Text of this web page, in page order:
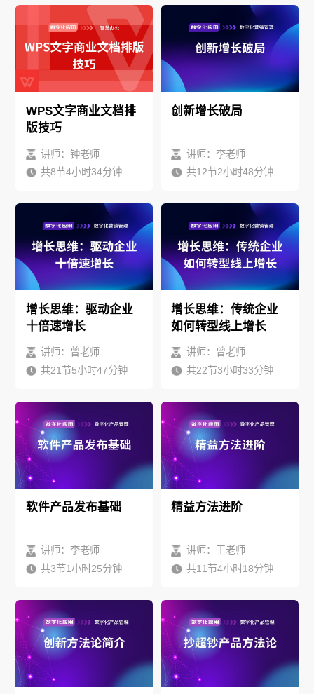
WPS文字商业文档排
版技巧
讲师：钟老师
共8节4小时34分钟
创新增长破局
讲师：李老师
共12节2小时48分钟
增长思维：驱动企业
十倍速增长
讲师：曾老师
共21节5小时47分钟
增长思维：传统企业
如何转型线上增长
讲师：曾老师
共22节3小时33分钟
软件产品发布基础
讲师：李老师
共3节1小时25分钟
精益方法进阶
讲师：王老师
共11节4小时18分钟